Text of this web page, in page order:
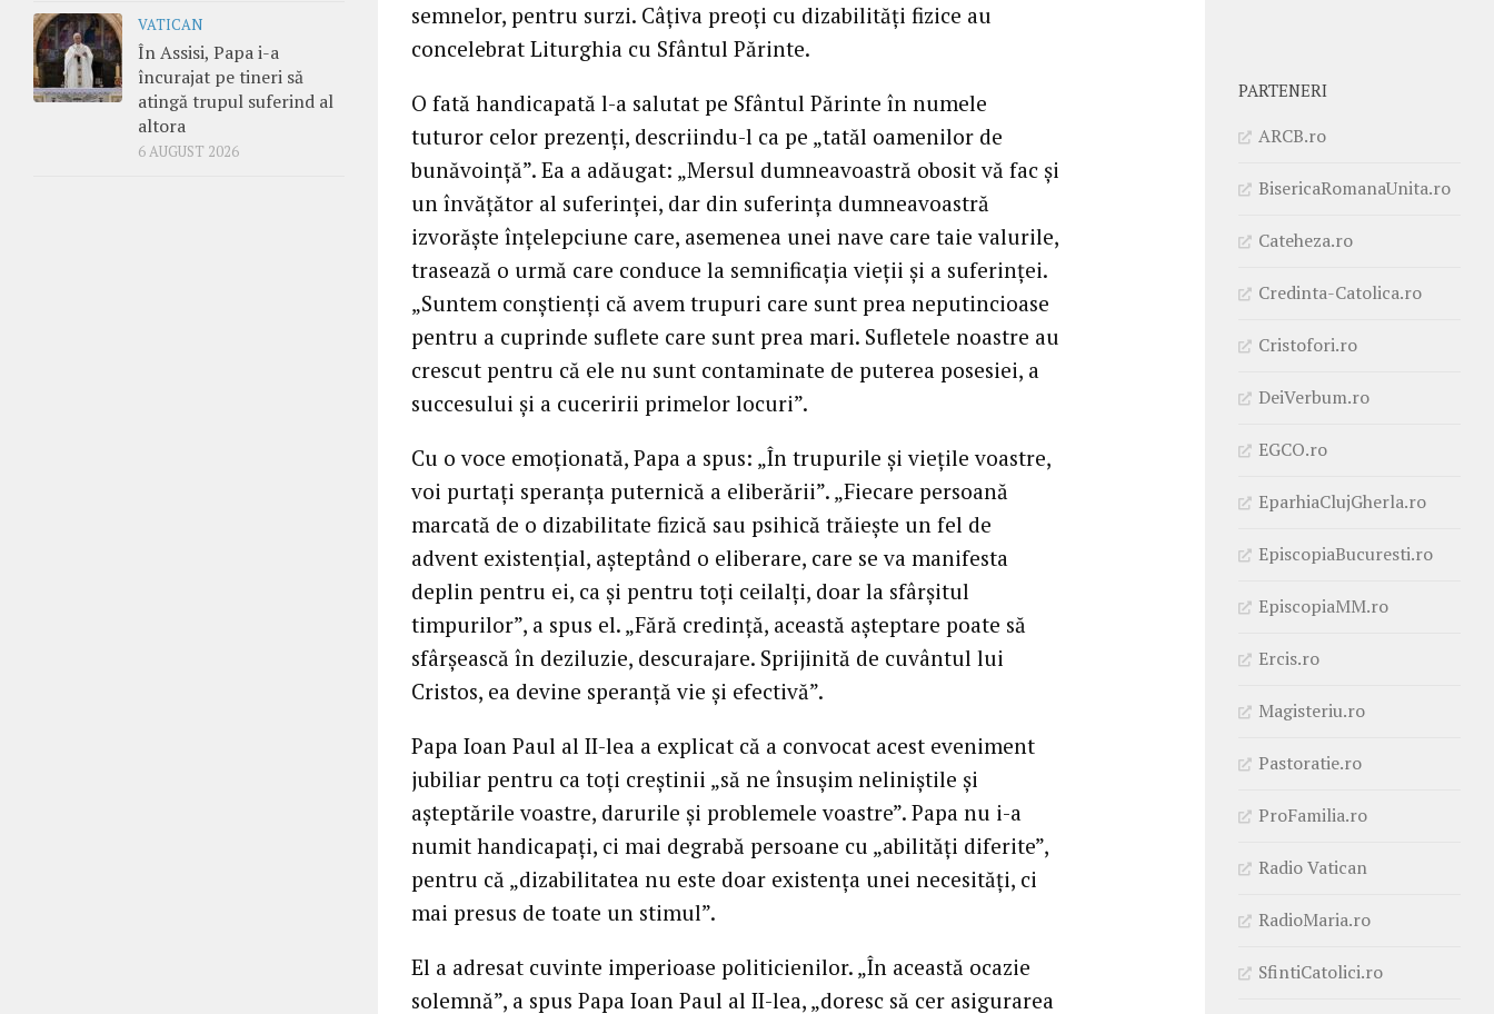
semnelor, pentru surzi. Câţiva preoţi cu dizabilităţi fizice au
concelebrat Liturghia cu Sfântul Părinte.
O fată handicapată l-a salutat pe Sfântul Părinte în numele
tuturor celor prezenţi, descriindu-l ca pe „tatăl oamenilor de
bunăvoinţă”. Ea a adăugat: „Mersul dumneavoastră obosit vă fac şi
un învăţător al suferinţei, dar din suferinţa dumneavoastră
izvorăşte înţelepciune care, asemenea unei nave care taie valurile,
trasează o urmă care conduce la semnificaţia vieţii şi a suferinţei.
„Suntem conştienţi că avem trupuri care sunt prea neputincioase
pentru a cuprinde suflete care sunt prea mari. Sufletele noastre au
crescut pentru că ele nu sunt contaminate de puterea posesiei, a
succesului şi a cuceririi primelor locuri”.
Cu o voce emoţionată, Papa a spus: „În trupurile şi vieţile voastre,
voi purtaţi speranţa puternică a eliberării”. „Fiecare persoană
marcată de o dizabilitate fizică sau psihică trăieşte un fel de
advent existenţial, aşteptând o eliberare, care se va manifesta
deplin pentru ei, ca şi pentru toţi ceilalţi, doar la sfârşitul
timpurilor”, a spus el. „Fără credinţă, această aşteptare poate să
sfârşească în deziluzie, descurajare. Sprijinită de cuvântul lui
Cristos, ea devine speranţă vie şi efectivă”.
Papa Ioan Paul al II-lea a explicat că a convocat acest eveniment
jubiliar pentru ca toţi creştinii „să ne însuşim neliniştile şi
aşteptările voastre, darurile şi problemele voastre”. Papa nu i-a
numit handicapaţi, ci mai degrabă persoane cu „abilităţi diferite”,
pentru că „dizabilitatea nu este doar existenţa unei necesităţi, ci
mai presus de toate un stimul”.
El a adresat cuvinte imperioase politicienilor. „În această ocazie
solemnă”, a spus Papa Ioan Paul al II-lea, „doresc să cer asigurarea
VATICAN
În Assisi, Papa i-a
încurajat pe tineri să
atingă trupul suferind al
altora
6 AUGUST 2026
PARTENERI
ARCB.ro
BisericaRomanaUnita.ro
Cateheza.ro
Credinta-Catolica.ro
Cristofori.ro
DeiVerbum.ro
EGCO.ro
EparhiaClujGherla.ro
EpiscopiaBucuresti.ro
EpiscopiaMM.ro
Ercis.ro
Magisteriu.ro
Pastoratie.ro
ProFamilia.ro
Radio Vatican
RadioMaria.ro
SfintiCatolici.ro